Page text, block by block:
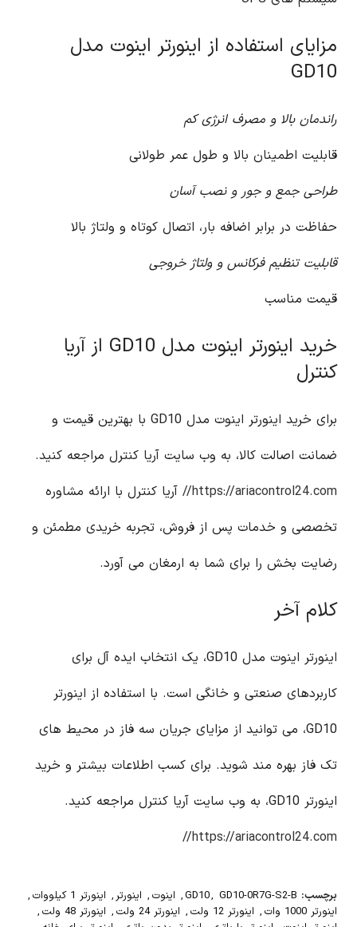
مزایای استفاده از اینورتر اینوت مدل
GD10
راندمان بالا و مصرف انرژی کم
قابلیت اطمینان بالا و طول عمر طولانی
طراحی جمع و جور و نصب آسان
حفاظت در برابر اضافه بار، اتصال کوتاه و ولتاژ بالا
قابلیت تنظیم فرکانس و ولتاژ خروجی
قیمت مناسب
خرید اینورتر اینوت مدل GD10 از آریا
کنترل
برای خرید اینورتر اینوت مدل GD10 با بهترین قیمت و
ضمانت اصالت کالا، به وب سایت آریا کنترل مراجعه کنید.
https://ariacontrol24.com//
آریا کنترل با ارائه مشاوره
تخصصی و خدمات پس از فروش، تجربه خریدی مطمئن و
رضایت بخش را برای شما به ارمغان می آورد.
کلام آخر
اینورتر اینوت مدل GD10، یک انتخاب ایده آل برای
کاربردهای صنعتی و خانگی است. با استفاده از اینورتر
GD10، می توانید از مزایای جریان سه فاز در محیط های
تک فاز بهره مند شوید. برای کسب اطلاعات بیشتر و خرید
اینورتر GD10، به وب سایت آریا کنترل مراجعه کنید.
https://ariacontrol24.com//
برچسب: GD10, GD10-0R7G-S2-B
, اینوت , اینورتر, اینورتر 1 کیلووات
,
اینورتر 1000 وات
, اینورتر 12 ولت , اینورتر 24 ولت , اینورتر 48 ولت
,